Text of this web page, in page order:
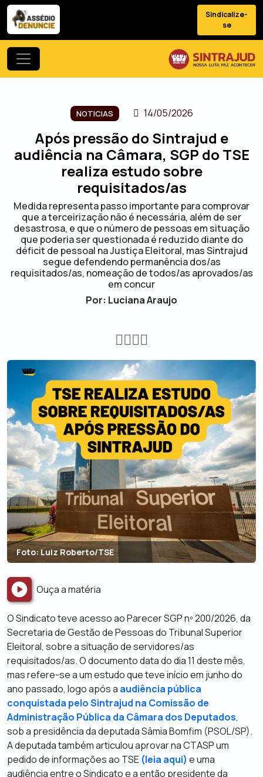
Sindicalize-
se
NOTICIAS 14/05/2026
Após pressão do Sintrajud e
audiência na Câmara, SGP do TSE
realiza estudo sobre
requisitados/as
Medida representa passo importante para comprovar
que a terceirização não é necessária, além de ser
desastrosa, e que o número de pessoas em situação
que poderia ser questionada é reduzido diante do
déficit de pessoal na Justiça Eleitoral, mas Sintrajud
segue defendendo permanência dos/as
requisitados/as, nomeação de todos/as aprovados/as
em concur
Por: Luciana Araujo
Foto: Luiz Roberto/TSE
Ouça a matéria
O Sindicato teve acesso ao Parecer SGP nº 200/2026, da
Secretaria de Gestão de Pessoas do Tribunal Superior
Eleitoral, sobre a situação de servidores/as
requisitados/as. O documento data do dia 11 deste mês,
mas refere-se a um estudo que teve início em junho do
ano passado, logo após a audiência pública
conquistada pelo Sintrajud na Comissão de
Administração Pública da Câmara dos Deputados,
sob a presidência da deputada Sâmia Bomfim (PSOL/SP).
A deputada também articulou aprovar na CTASP um
pedido de informações ao TSE (leia aqui) e uma
audiência entre o Sindicato e a então presidente da